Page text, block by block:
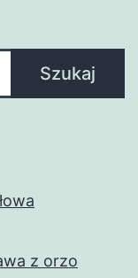
Szukaj
z orzo